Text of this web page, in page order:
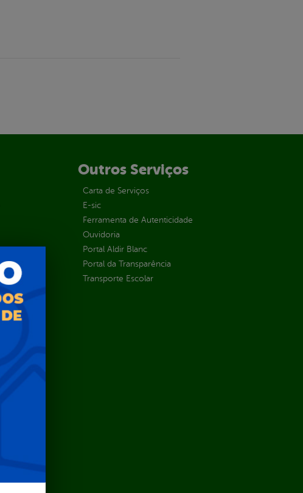
Outros Serviços
Carta de Serviços
E-sic
Ferramenta de Autenticidade
Ouvidoria
Portal Aldir Blanc
Portal da Transparência
Transporte Escolar